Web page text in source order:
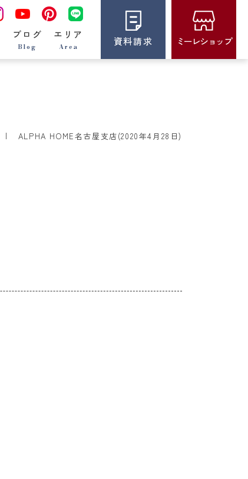
ブログ
Blog
エリア
Area
資料請求 ミーレショップ
ALPHA HOME名古屋支店(2020年4月28日)